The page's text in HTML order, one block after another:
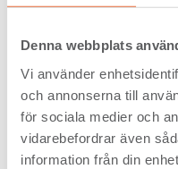
Denna webbplats
Vi använder
och annonserna till
för sociala medier och
vidarebefordrar även
information från din
25% to our own
goes to the rest of
Location
Ljusdal in Gävleborg
First established in
1949